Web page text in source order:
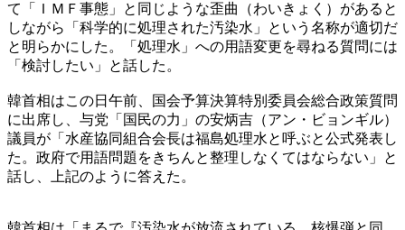
て「ＩＭＦ事態」と同じような歪曲（わいきょく）があると
しながら「科学的に処理された汚染水」という名称が適切だ
と明らかにした。「処理水」への用語変更を尋ねる質問には
「検討したい」と話した。
韓首相はこの日午前、国会予算決算特別委員会総合政策質問
に出席し、与党「国民の力」の安炳吉（アン・ビョンギル）
議員が「水産協同組合会長は福島処理水と呼ぶと公式発表し
た。政府で用語問題をきちんと整理しなくてはならない」と
話し、上記のように答えた。